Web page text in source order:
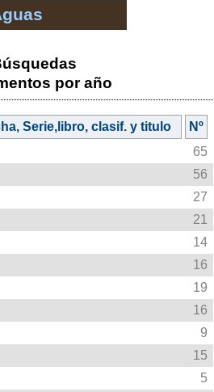
por año
Serie,libro, clasif. y titulo
Nº
65
56
27
21
14
16
19
16
9
15
5